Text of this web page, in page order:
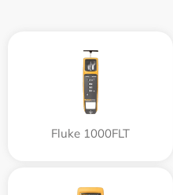
Fluke 1000FLT